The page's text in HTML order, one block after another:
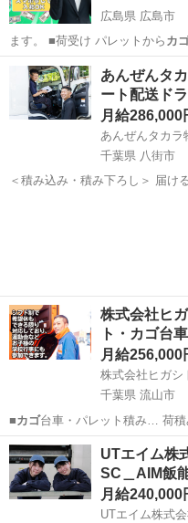
広島県 広島市
ます。 ■荷受け パレットから カ
広島 広島市 工場
あんぜんタ
ート配送ド
月給286,000
あんぜんタカラ
千葉県 八街市
＜積み込み・積み下ろし＞ 届け
株式会社ヒ
ト・カゴ台
月給256,000
株式会社ヒガシ
千葉県 流山市
■カゴ 台車・パ
り、…
千葉 流山市 ドライバー
UTエイム株
SC＿AIM飯
月給240,000